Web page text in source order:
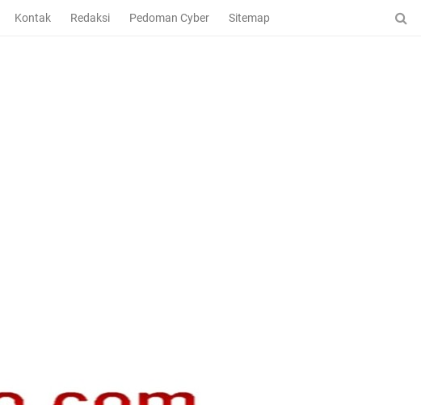
Kontak Redaksi Pedoman Cyber Sitemap